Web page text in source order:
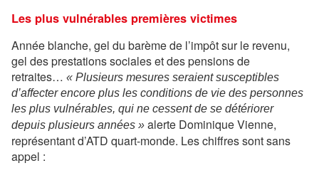
Les plus vulnérables premières victimes
Année blanche, gel du barème de l’impôt sur le revenu,
gel des prestations sociales et des pensions de
retraites… « Plusieurs mesures seraient susceptibles
d’affecter encore plus les conditions de vie des personnes
les plus vulnérables, qui ne cessent de se détériorer
depuis plusieurs années » alerte Dominique Vienne,
représentant d’ATD quart-monde. Les chiffres sont sans
appel :